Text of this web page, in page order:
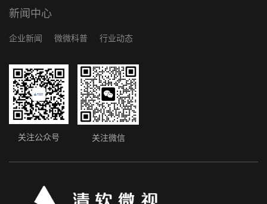
新闻中心
企业新闻 微微科普 行业动态
关注公众号 关注微信